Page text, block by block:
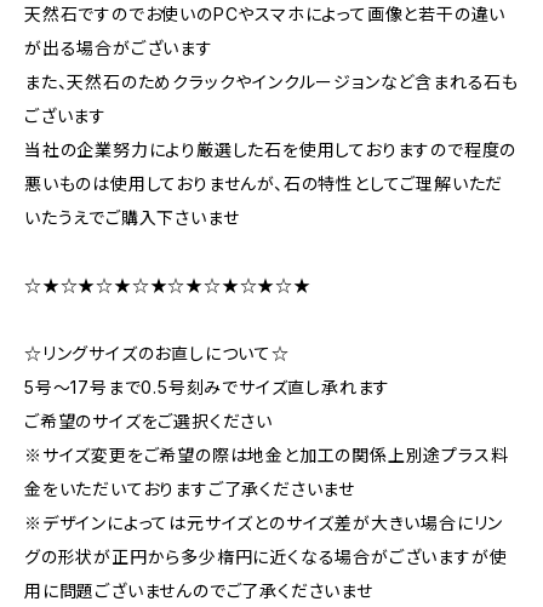
天然石ですのでお使いのPCやスマホによって画像と若干の違い
が出る場合がございます
また、天然石のためクラックやインクルージョンなど含まれる石も
ございます
当社の企業努力により厳選した石を使用しておりますので程度の
悪いものは使用しておりませんが、石の特性としてご理解いただ
いたうえでご購入下さいませ
☆★☆★☆★☆★☆★☆★☆★☆★
☆リングサイズのお直しについて☆
5号～17号まで0.5号刻みでサイズ直し承れます
ご希望のサイズをご選択ください
※サイズ変更をご希望の際は地金と加工の関係上別途プラス料
金をいただいておりますご了承くださいませ
※デザインによっては元サイズとのサイズ差が大きい場合にリン
グの形状が正円から多少楕円に近くなる場合がございますが使
用に問題ございませんのでご了承くださいませ